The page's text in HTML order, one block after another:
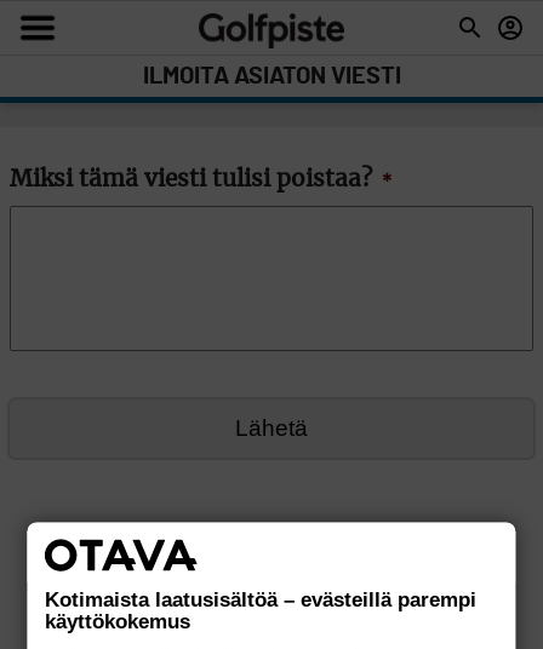
ILMOITA ASIATON VIESTI
Miksi tämä viesti tulisi poistaa? *
Kotimaista laatusisältöä – evästeillä parempi
käyttökokemus